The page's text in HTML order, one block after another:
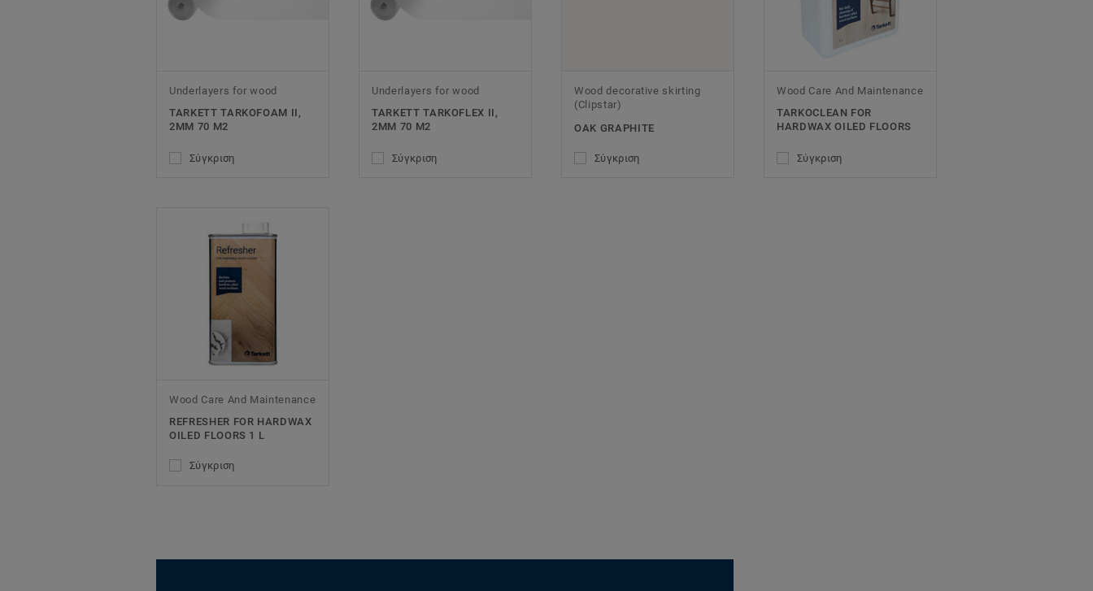
Underlayers for wood
TARKETT TARKOFOAM II,
2MM 70 M2
Σύγκριση
Underlayers for wood
TARKETT TARKOFLEX II,
2MM 70 M2
Σύγκριση
Wood decorative skirting
(Clipstar)
OAK GRAPHITE
Σύγκριση
Wood Care And Maintenance
TARKOCLEAN FOR
HARDWAX OILED FLOORS
Σύγκριση
Wood Care And Maintenance
REFRESHER FOR HARDWAX
OILED FLOORS 1 L
Σύγκριση